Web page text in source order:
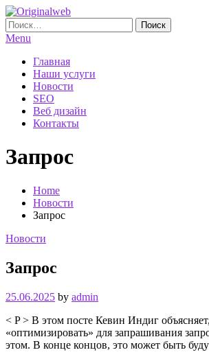
Skip
To
Content
Originalweb
Создание и продвижение сайтов
Найти:
Menu
Главная
Наши услуги
Новости
SEO
Веб дизайн
Контакты
Запрос
Home
Новости
Запрос
Новости
Запрос
25.06.2025 by admin
< P > В этом посте Кевин Индиг
«оптимизировать» для запрашивания
этом. В конце концов, это может быть